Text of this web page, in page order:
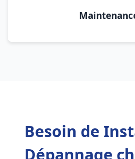
Besoin de
Dépannage